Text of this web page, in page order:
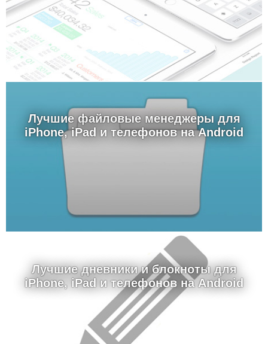
Лучшие файловые менеджеры для
iPhone, iPad и телефонов на Android
Лучшие дневники и блокноты для
iPhone, iPad и телефонов на Android